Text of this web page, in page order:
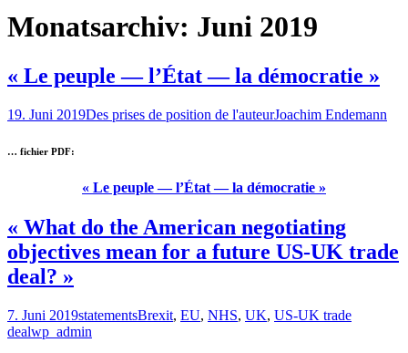
Monatsarchiv: Juni 2019
« Le peuple — l’État — la démocratie »
19. Juni 2019Des prises de position de l'auteurJoachim Endemann
… fichier PDF:
« Le peuple — l’État — la démocratie »
« What do the American negotiating
objectives mean for a future US-UK trade
deal? »
7. Juni 2019statementsBrexit, EU, NHS, UK, US-UK trade
dealwp_admin